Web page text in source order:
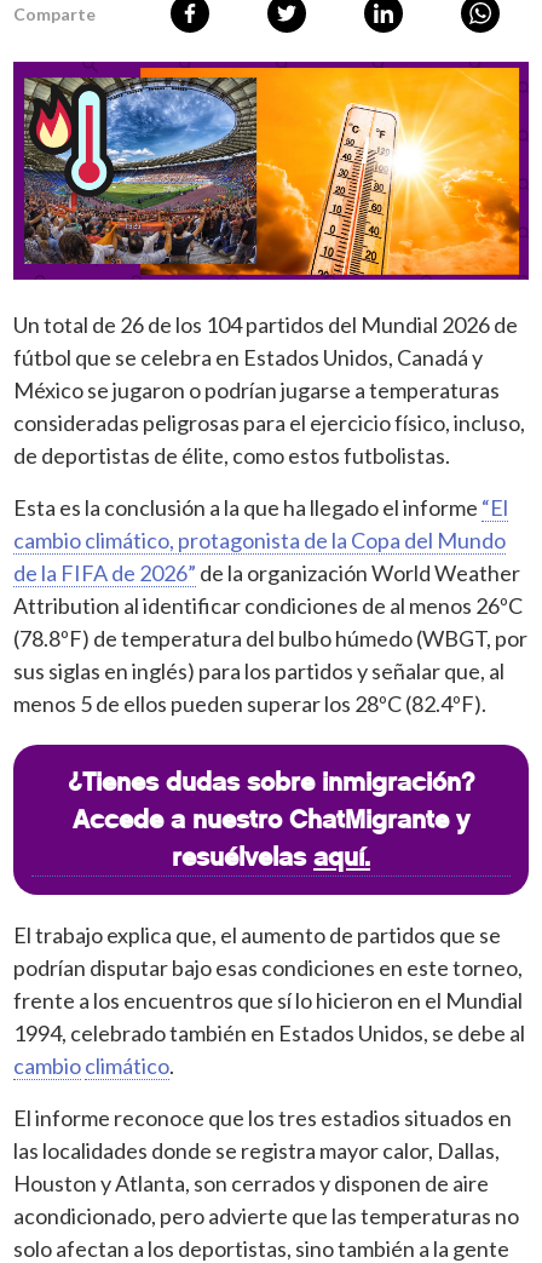
Comparte
Un total de 26 de los 104 partidos del Mundial 2026 de
fútbol que se celebra en Estados Unidos, Canadá y
México se jugaron o podrían jugarse a temperaturas
consideradas peligrosas para el ejercicio físico, incluso,
de deportistas de élite, como estos futbolistas.
Esta es la conclusión a la que ha llegado el informe “El
cambio climático, protagonista de la Copa del Mundo
de la FIFA de 2026” de la organización World Weather
Attribution al identificar condiciones de al menos 26ºC
(78.8ºF) de temperatura del bulbo húmedo (WBGT, por
sus siglas en inglés) para los partidos y señalar que, al
menos 5 de ellos pueden superar los 28ºC (82.4ºF).
¿Tienes dudas sobre inmigración?
Accede a nuestro ChatMigrante y
resuélvelasaquí.
El trabajo explica que, el aumento de partidos que se
podrían disputar bajo esas condiciones en este torneo,
frente a los encuentros que sí lo hicieron en el Mundial
1994, celebrado también en Estados Unidos, se debe al
cambioclimático.
El informe reconoce que los tres estadios situados en
las localidades donde se registra mayor calor, Dallas,
Houston y Atlanta, son cerrados y disponen de aire
acondicionado, pero advierte que las temperaturas no
solo afectan a los deportistas, sino también a la gente